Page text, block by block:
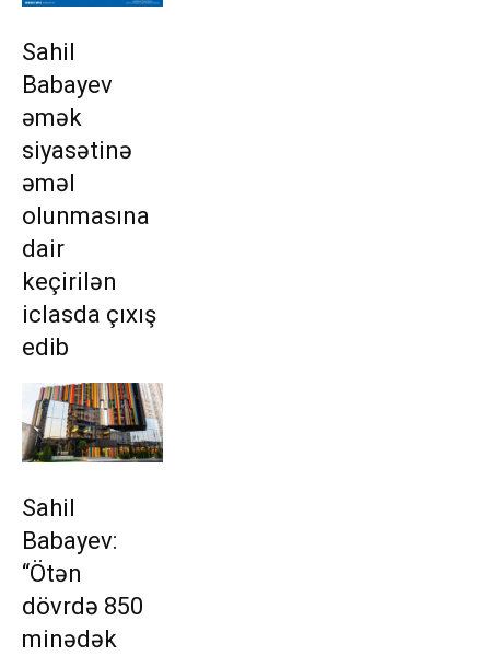
Sahil
Babayev
əmək
siyasətinə
əməl
olunmasına
dair
keçirilən
iclasda çıxış
edib
Sahil
Babayev:
“Ötən
dövrdə 850
minədək